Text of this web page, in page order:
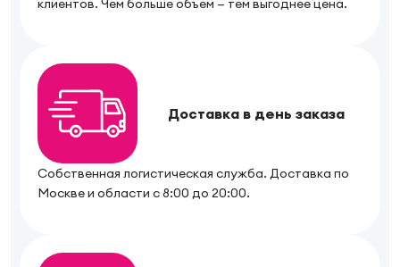
клиентов. Чем больше объем — тем выгоднее цена.
Доставка в день заказа
Собственная логистическая служба. Доставка по
Москве и области с 8:00 до 20:00.